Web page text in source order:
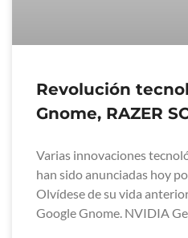
Revolución
Gnome, RAZER
Varias innovaciones
han sido anunciadas hoy
Olvídese de su vida
Google Gnome. NVIDIA